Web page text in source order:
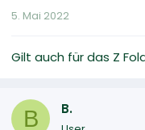
5. Mai 2022
Gilt auch für das Z
B B.